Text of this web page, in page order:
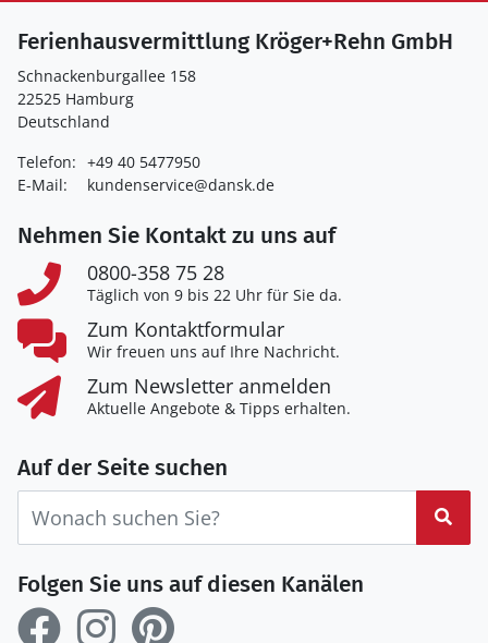
Ferienhausvermittlung Kröger+Rehn GmbH
Schnackenburgallee 158
22525 Hamburg
Deutschland
Telefon: +49 40 5477950
E-Mail:
kundenservice@dansk.de
Nehmen Sie Kontakt zu uns auf
0800-358 75 28
Täglich von 9 bis 22 Uhr für Sie da.
Zum Kontaktformular
Wir freuen uns auf Ihre Nachricht.
Zum Newsletter anmelden
Aktuelle Angebote & Tipps erhalten.
Auf der Seite suchen
Folgen Sie uns auf diesen Kanälen